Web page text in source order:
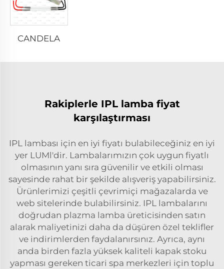
CANDELA
Rakiplerle IPL lamba fiyat
karşılaştırması
IPL lambası için en iyi fiyatı bulabileceğiniz en iyi
yer LUMl'dir. Lambalarımızın çok uygun fiyatlı
olmasının yanı sıra güvenilir ve etkili olması
sayesinde rahat bir şekilde alışveriş yapabilirsiniz.
Ürünlerimizi çeşitli çevrimiçi mağazalarda ve
web sitelerinde bulabilirsiniz. IPL lambalarını
doğrudan plazma lamba üreticisinden satın
alarak maliyetinizi daha da düşüren özel teklifler
ve indirimlerden faydalanırsınız. Ayrıca, aynı
anda birden fazla yüksek kaliteli kapak stoku
yapması gereken ticari spa merkezleri için toplu